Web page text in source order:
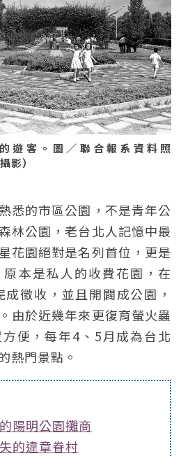
遊客。圖／聯合報系資料照
影）
悉的市區公園，不是青年公
林公園，老台北人記憶中最
花園絕對是名列首位，更是
本是私人的收費花園，在
徵收，並且開闢成公園，
由於近幾年來更復育螢火蟲
便，每年4、5月成為台北
熱門景點。
陽明公園攤商
的違章眷村